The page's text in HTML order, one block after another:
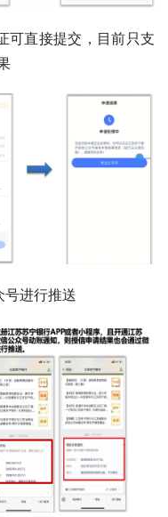
可直接提交，目前只支
号进行推送